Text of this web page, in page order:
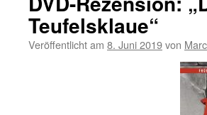
Teufelsklaue“
Veröffentlicht am 8. Juni 2019von